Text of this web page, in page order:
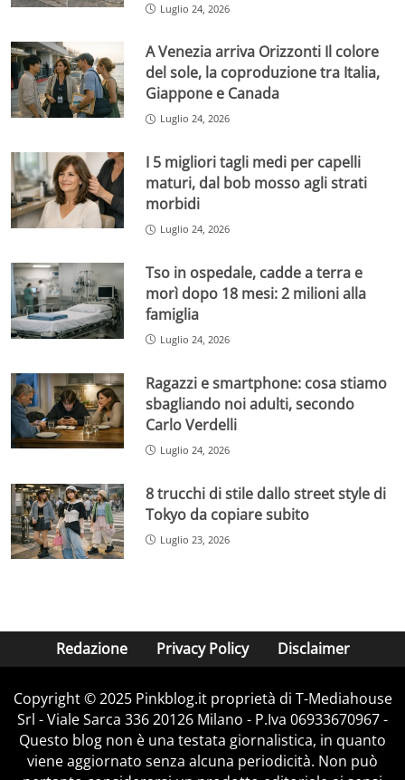
Luglio 24, 2026
A Venezia arriva Orizzonti Il colore
del sole, la coproduzione tra Italia,
Giappone e Canada
Luglio 24, 2026
I 5 migliori tagli medi per capelli
maturi, dal bob mosso agli strati
morbidi
Luglio 24, 2026
Tso in ospedale, cadde a terra e
morì dopo 18 mesi: 2 milioni alla
famiglia
Luglio 24, 2026
Ragazzi e smartphone: cosa stiamo
sbagliando noi adulti, secondo
Carlo Verdelli
Luglio 24, 2026
8 trucchi di stile dallo street style di
Tokyo da copiare subito
Luglio 23, 2026
Redazione Privacy Policy Disclaimer
Copyright © 2025 Pinkblog.it proprietà di T-Mediahouse
Srl - Viale Sarca 336 20126 Milano - P.Iva 06933670967 -
Questo blog non è una testata giornalistica, in quanto
viene aggiornato senza alcuna periodicità. Non può